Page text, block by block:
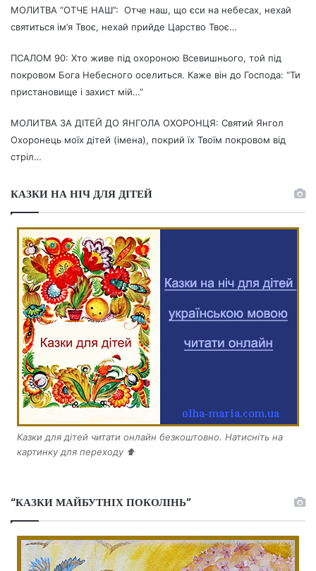
МОЛИТВА “ОТЧЕ НАШ”: Отче наш, що єси на небесах, нехай
святиться ім’я Твоє, нехай прийде Царство Твоє…
ПСАЛОМ 90: Хто живе під охороною Всевишнього, той під
покровом Бога Небесного оселиться. Каже він до Господа: “Ти
пристановище і захист мій…”
МОЛИТВА ЗА ДІТЕЙ ДО ЯНГОЛА ОХОРОНЦЯ: Святий Янгол
Охоронець моїх дітей (імена), покрий їх Твоїм покровом від
стріл…
КАЗКИ НА НІЧ ДЛЯ ДІТЕЙ
Казки для дітей читати онлайн безкоштовно. Натисніть на
картинку для переходу ⬆️
“КАЗКИ МАЙБУТНІХ ПОКОЛІНЬ”